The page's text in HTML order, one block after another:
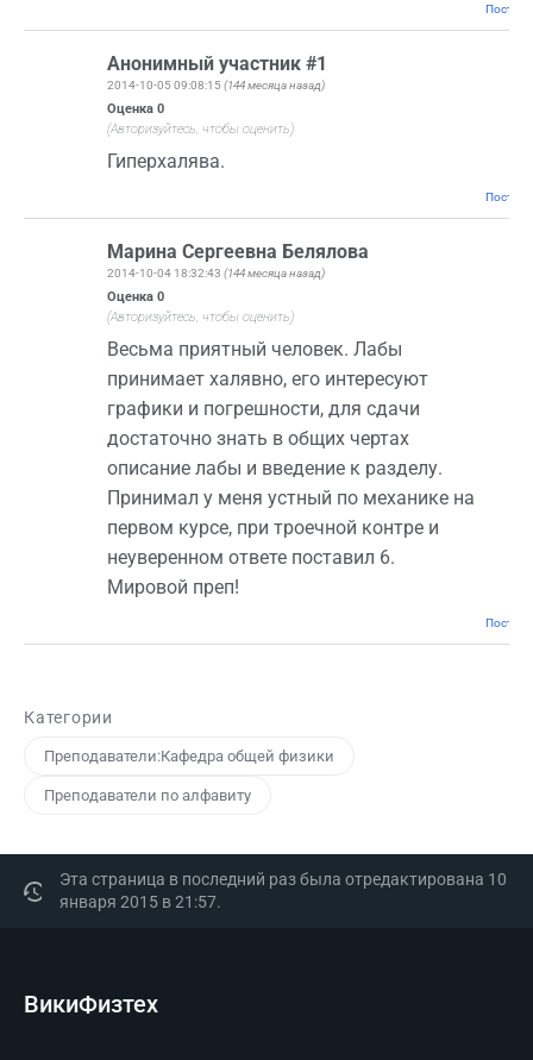
Анонимный участник #1
2014-10-05 09:08:15 (144 месяца назад)
Оценка 0
(Авторизуйтесь, чтобы оценить)
Гиперхалява.
Марина Сергеевна Белялова
2014-10-04 18:32:43 (144 месяца назад)
Оценка 0
(Авторизуйтесь, чтобы оценить)
Весьма приятный человек. Лабы
принимает халявно, его интересуют
графики и погрешности, для сдачи
достаточно знать в общих чертах
описание лабы и введение к разделу.
Принимал у меня устный по механике на
первом курсе, при троечной контре и
неуверенном ответе поставил 6.
Мировой преп!
Категории
Преподаватели:Кафедра общей физики
Преподаватели по алфавиту
Эта страница в последний раз была отредактирована 10
января 2015 в 21:57.
ВикиФизтех